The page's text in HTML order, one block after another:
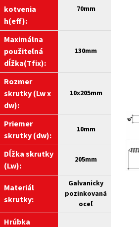
kotvenia
h(eff):
70mm
Maximálna
použiteľná
dĺžka(Tfix):
130mm
Rozmer
skrutky (Lw x
dw):
10x205mm
Priemer
skrutky (dw):
10mm
Dĺžka skrutky
(Lw):
205mm
Materiál
skrutky:
Galvanicky
pozinkovaná
oceľ
Hrúbka